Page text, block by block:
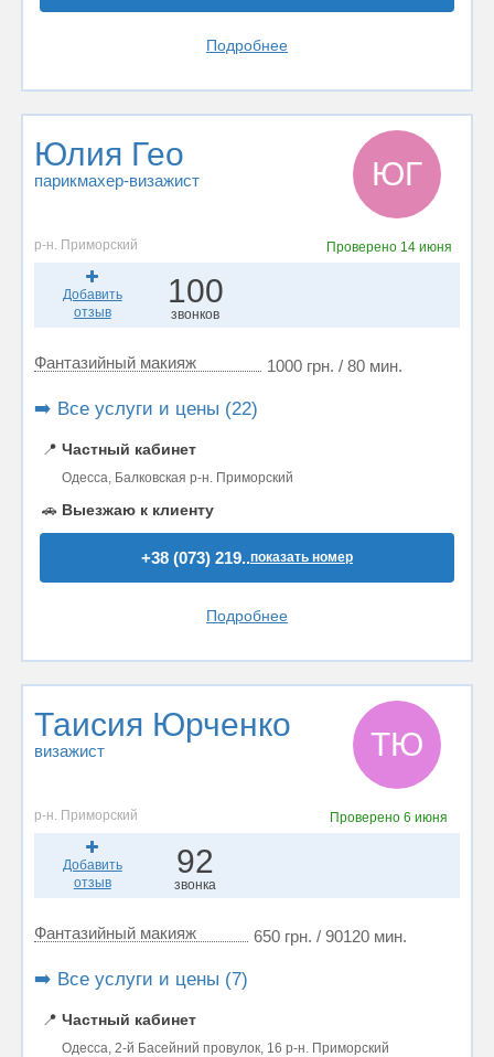
Подробнее
Юлия Гео
парикмахер-визажист ЮГ
р-н. Приморский Проверено 14 июня
Добавить
отзыв
100
звонков
Фантазийный макияж 1000 грн. / 80 мин.
➡️ Все услуги и цены (22)
📍 Частный кабинет
Одесса, Балковская р-н. Приморский
🚗 Выезжаю к клиенту
+38 (073) 219..показать номер
Подробнее
Таисия Юрченко
визажист ТЮ
р-н. Приморский Проверено6 июня
Добавить
отзыв
92
звонка
Фантазийный макияж 650 грн. / 90120 мин.
➡️ Все услуги и цены (7)
📍 Частный кабинет
Одесса, 2-й Басейний провулок, 16 р-н. Приморский